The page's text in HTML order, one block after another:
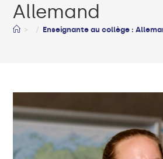
Allemand
> Enseignante au collège :